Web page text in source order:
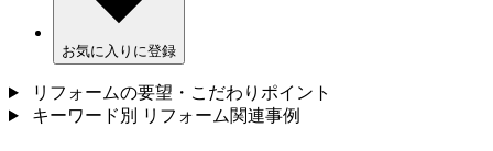
お気に入りに登録
リフォームの要望・こだわりポイント
キーワード別 リフォーム関連事例